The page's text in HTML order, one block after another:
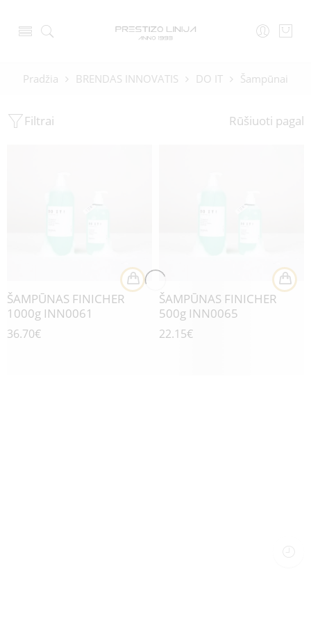
Pradžia BRENDAS INNOVATIS DO IT Šampūnai
Filtrai Rūšiuoti pagal
ŠAMPŪNAS FINICHER
1000g INN0061
36.70€
ŠAMPŪNAS FINICHER
500g INN0065
22.15€